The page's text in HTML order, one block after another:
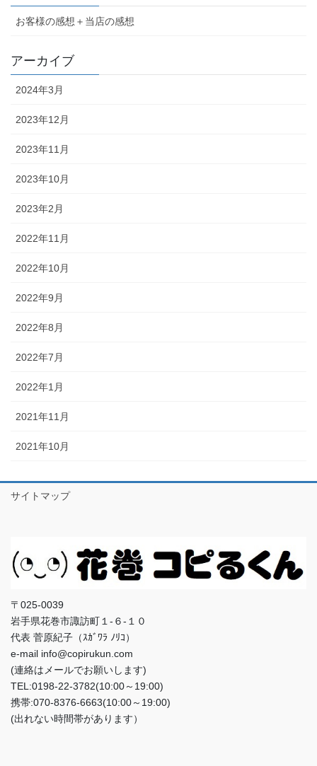
お客様の感想＋当店の感想
アーカイブ
2024年3月
2023年12月
2023年11月
2023年10月
2023年2月
2022年11月
2022年10月
2022年9月
2022年8月
2022年7月
2022年1月
2021年11月
2021年10月
サイトマップ
〒025-0039
岩手県花巻市諏訪町１-６-１０
代表 菅原紀子（ｽｶﾞﾜﾗ ﾉﾘｺ）
e-mail info@copirukun.com
(連絡はメールでお願いします)
TEL:0198-22-3782(10:00～19:00)
携帯:070-8376-6663(10:00～19:00)
(出れない時間帯があります）